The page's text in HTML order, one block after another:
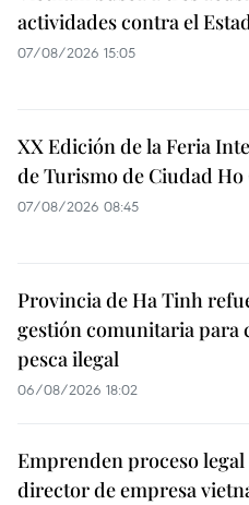
actividades contra el
07/08/2026 15:05
XX Edición de la Feria
de Turismo de Ciudad
07/08/2026 08:45
Provincia de Ha Tinh
gestión comunitaria para
pesca ilegal
06/08/2026 18:02
Emprenden proceso
director de empresa